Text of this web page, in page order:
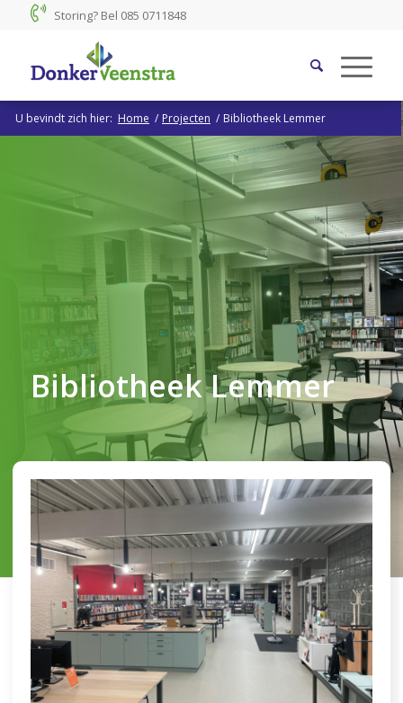
Storing? Bel 085 0711848
U bevindt zich hier: Home / Projecten / Bibliotheek Lemmer
Bibliotheek Lemmer